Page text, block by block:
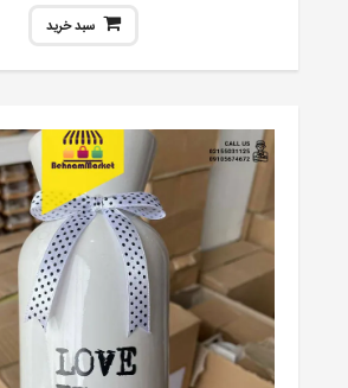
سبد خرید